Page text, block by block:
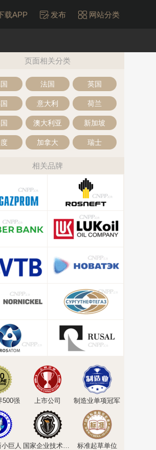
载APP 发布 网站分类
页面相关分类
法国 英国
意大利 荷兰
澳大利亚 新加坡
加拿大 瑞士
相关品牌
500强 上市公司 制造业单项冠军
巨人 国家企业技术中心 标准起草单位